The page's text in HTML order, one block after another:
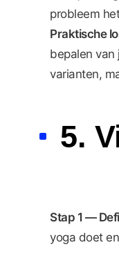
probleem
Praktische
bepalen van
varianten,
5.
Stap 1 —
yoga doet